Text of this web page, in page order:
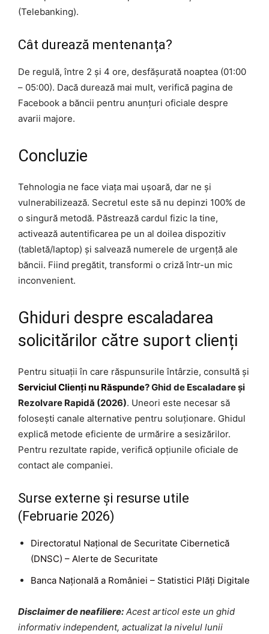
(Telebanking).
Cât durează mentenanța?
De regulă, între 2 și 4 ore, desfășurată noaptea (01:00
– 05:00). Dacă durează mai mult, verifică pagina de
Facebook a băncii pentru anunțuri oficiale despre
avarii majore.
Concluzie
Tehnologia ne face viața mai ușoară, dar ne și
vulnerabilizează. Secretul este să nu depinzi 100% de
o singură metodă. Păstrează cardul fizic la tine,
activează autentificarea pe un al doilea dispozitiv
(tabletă/laptop) și salvează numerele de urgență ale
băncii. Fiind pregătit, transformi o criză într-un mic
inconvenient.
Ghiduri despre escaladarea
solicitărilor către suport clienți
Pentru situații în care răspunsurile întârzie, consultă și
Serviciul Clienți nu Răspunde? Ghid de Escaladare și
Rezolvare Rapidă (2026). Uneori este necesar să
folosești canale alternative pentru soluționare. Ghidul
explică metode eficiente de urmărire a sesizărilor.
Pentru rezultate rapide, verifică opțiunile oficiale de
contact ale companiei.
Surse externe și resurse utile
(Februarie 2026)
Directoratul Național de Securitate Cibernetică
(DNSC) – Alerte de Securitate
Banca Națională a României – Statistici Plăți Digitale
Disclaimer de neafiliere: Acest articol este un ghid
informativ independent, actualizat la nivelul lunii